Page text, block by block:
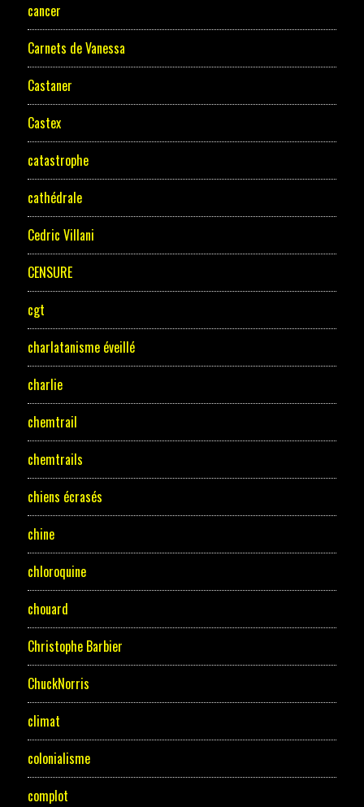
cancer
Carnets de Vanessa
Castaner
Castex
catastrophe
cathédrale
Cedric Villani
CENSURE
cgt
charlatanisme éveillé
charlie
chemtrail
chemtrails
chiens écrasés
chine
chloroquine
chouard
Christophe Barbier
ChuckNorris
climat
colonialisme
complot